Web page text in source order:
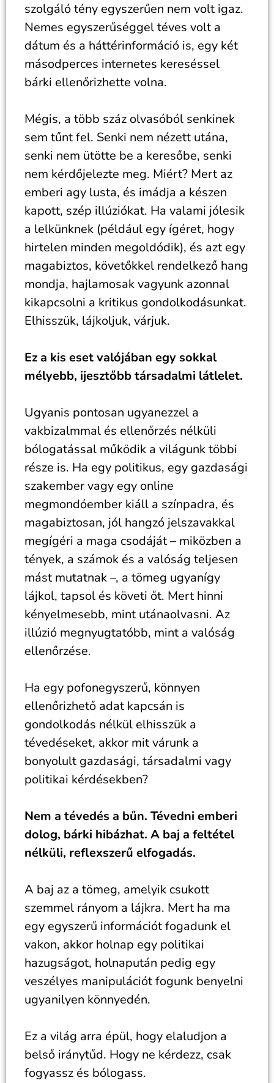
szolgáló tény egyszerűen nem volt igaz.
Nemes egyszerűséggel téves volt a
dátum és a háttérinformáció is, egy két
másodperces internetes kereséssel
bárki ellenőrizhette volna.
Mégis, a több száz olvasóból senkinek
sem tűnt fel. Senki nem nézett utána,
senki nem ütötte be a keresőbe, senki
nem kérdőjelezte meg. Miért? Mert az
emberi agy lusta, és imádja a készen
kapott, szép illúziókat. Ha valami jólesik
a lelkünknek (például egy ígéret, hogy
hirtelen minden megoldódik), és azt egy
magabiztos, követőkkel rendelkező hang
mondja, hajlamosak vagyunk azonnal
kikapcsolni a kritikus gondolkodásunkat.
Elhisszük, lájkoljuk, várjuk.
Ez a kis eset valójában egy sokkal
mélyebb, ijesztőbb társadalmi látlelet.
Ugyanis pontosan ugyanezzel a
vakbizalmmal és ellenőrzés nélküli
bólogatással működik a világunk többi
része is. Ha egy politikus, egy gazdasági
szakember vagy egy online
megmondóember kiáll a színpadra, és
magabiztosan, jól hangzó jelszavakkal
megígéri a maga csodáját – miközben a
tények, a számok és a valóság teljesen
mást mutatnak –, a tömeg ugyanígy
lájkol, tapsol és követi őt. Mert hinni
kényelmesebb, mint utánaolvasni. Az
illúzió megnyugtatóbb, mint a valóság
ellenőrzése.
Ha egy pofonegyszerű, könnyen
ellenőrizhető adat kapcsán is
gondolkodás nélkül elhisszük a
tévedéseket, akkor mit várunk a
bonyolult gazdasági, társadalmi vagy
politikai kérdésekben?
Nem a tévedés a bűn. Tévedni emberi
dolog, bárki hibázhat. A baj a feltétel
nélküli, reflexszerű elfogadás.
A baj az a tömeg, amelyik csukott
szemmel rányom a lájkra. Mert ha ma
egy egyszerű információt fogadunk el
vakon, akkor holnap egy politikai
hazugságot, holnapután pedig egy
veszélyes manipulációt fogunk benyelni
ugyanilyen könnyedén.
Ez a világ arra épül, hogy elaludjon a
belső iránytűd. Hogy ne kérdezz, csak
fogyassz és bólogass.